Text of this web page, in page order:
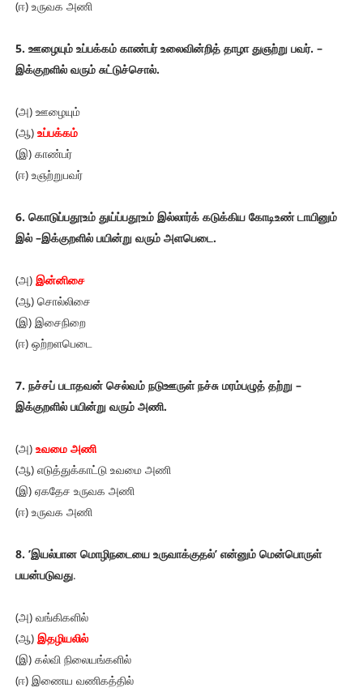
(ஈ) உருவக அணி
5. ஊழையும் உப்பக்கம் காண்பர் உலைவின்றித் தாழா துஞற்று பவர். –
இக்குறளில் வரும் சுட்டுச்சொல்.
(அ) ஊழையும்
(ஆ) உப்பக்கம்
(இ) காண்பர்
(ஈ) உஞற்றுபவர்
6. கொடுப்பதூஉம் துய்ப்பதூஉம் இல்லார்க் கடுக்கிய கோடிஉண் டாயினும்
இல் –இக்குறளில் பயின்று வரும் அளபெடை.
(அ) இன்னிசை
(ஆ) சொல்லிசை
(இ) இசைநிறை
(ஈ) ஒற்றளபெடை
7. நச்சப் படாதவன் செல்வம் நடுஊருள் நச்சு மரம்பழுத் தற்று –
இக்குறளில் பயின்று வரும் அணி.
(அ) உவமை அணி
(ஆ) எடுத்துக்காட்டு உவமை அணி
(இ) ஏகதேச உருவக அணி
(ஈ) உருவக அணி
8. ’இயல்பான மொழிநடையை உருவாக்குதல்’ என்னும் மென்பொருள்
பயன்படுவது.
(அ) வங்கிகளில்
(ஆ) இதழியலில்
(இ) கல்வி நிலையங்களில்
(ஈ) இணைய வணிகத்தில்